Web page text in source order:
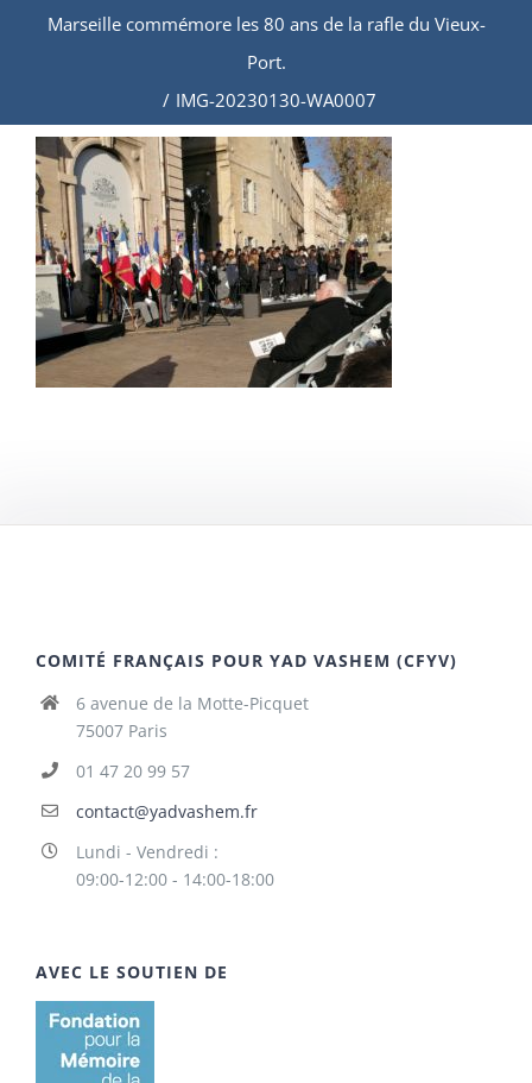
Marseille commémore les 80 ans de la rafle du Vieux-
Port.
/ IMG-20230130-WA0007
COMITÉ FRANÇAIS POUR YAD VASHEM (CFYV)
6 avenue de la Motte-Picquet
75007 Paris
01 47 20 99 57
contact@yadvashem.fr
Lundi - Vendredi :
09:00-12:00 - 14:00-18:00
AVEC LE SOUTIEN DE